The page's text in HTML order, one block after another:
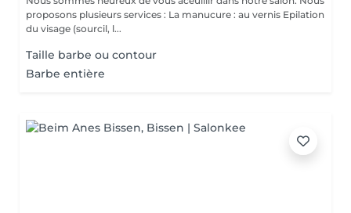
proposons plusieurs services : La manucure : au vernis Epilation
du visage (sourcil, l...
Taille barbe ou contour
Barbe entière